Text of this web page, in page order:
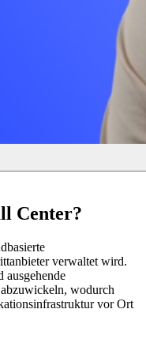
Center?
verwaltet wird.
ausgehende
wodurch
vor Ort